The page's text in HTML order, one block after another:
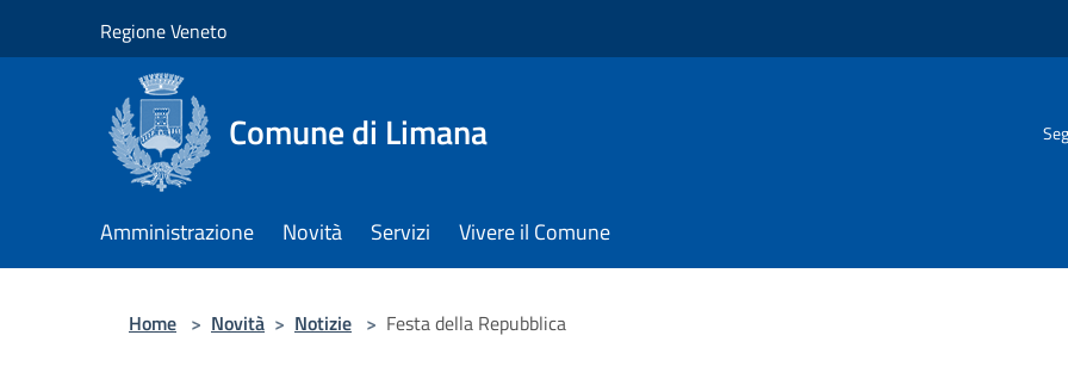
Regione Veneto
Comune di Limana
Amministrazione Novità Servizi Vivere il Comune
Home > Novità > Notizie > Festa della Repubblica